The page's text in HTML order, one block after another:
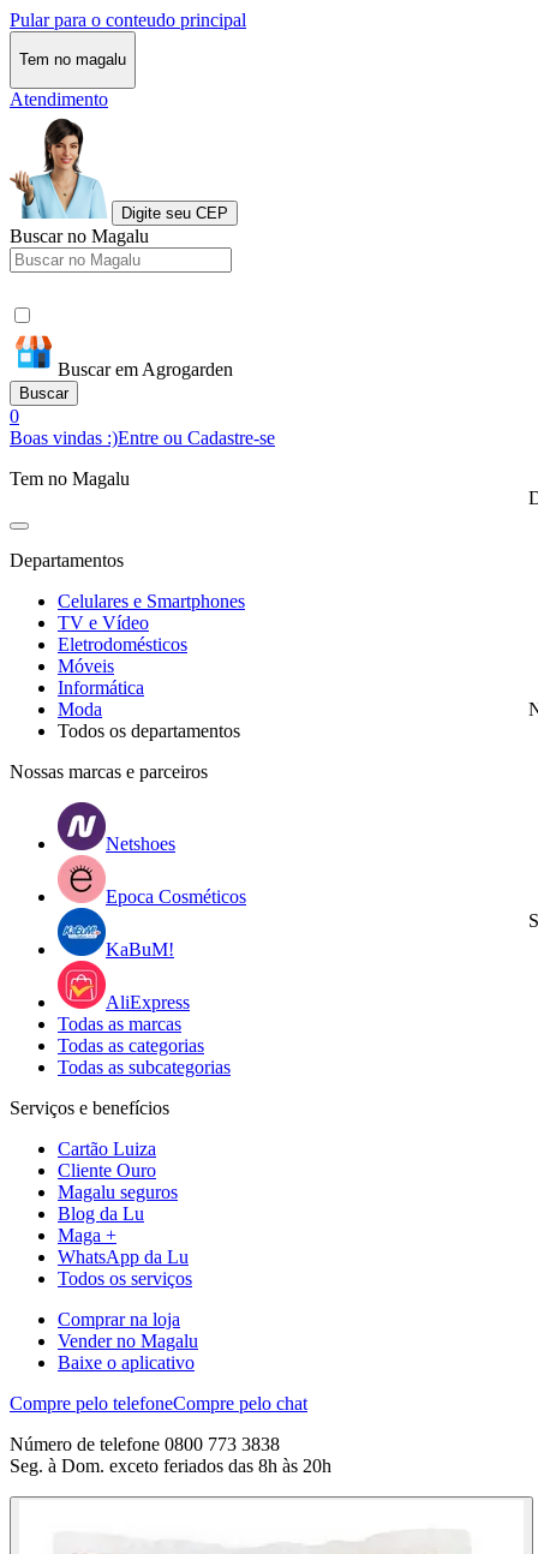
Pular para o conteudo principal
Tem no magalu
Atendimento
Digite seu CEP
Buscar no Magalu
Buscar em Agrogarden
Buscar
0
Boas vindas :)Entre ou Cadastre-se
Tem no Magalu
Departamentos
Celulares e Smartphones
TV e Vídeo
Eletrodomésticos
Móveis
Informática
Moda
Todos os departamentos
Nossas marcas e parceiros
Netshoes
Epoca Cosméticos
KaBuM!
AliExpress
Todas as marcas
Todas as categorias
Todas as subcategorias
Serviços e benefícios
Cartão Luiza
Cliente Ouro
Magalu seguros
Blog da Lu
Maga +
WhatsApp da Lu
Todos os serviços
Comprar na loja
Vender no Magalu
Baixe o aplicativo
Compre pelo telefoneCompre pelo chat
Número de telefone 0800 773 3838
Seg. à Dom. exceto feriados das 8h às 20h